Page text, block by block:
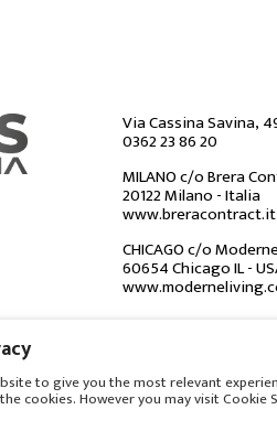
Via Cassina Savina,
0362 23 86 20
MILANO c/o Brera
20122 Milano - Italia
www.breracontract.it
CHICAGO c/o
60654 Chicago IL -
to give you the most relevant
cookies. However you may visit